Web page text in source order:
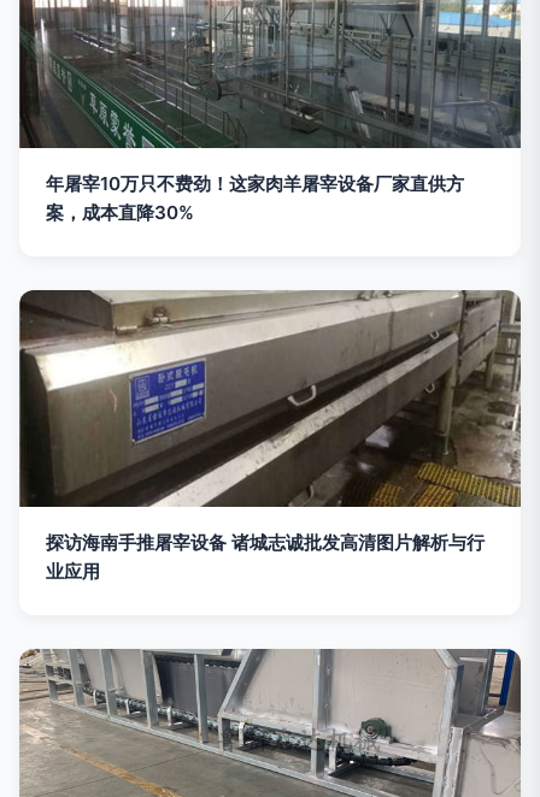
年屠宰10万只不费劲！这家肉羊屠宰设备厂家直供方
案，成本直降30%
探访海南手推屠宰设备 诸城志诚批发高清图片解析与行
业应用